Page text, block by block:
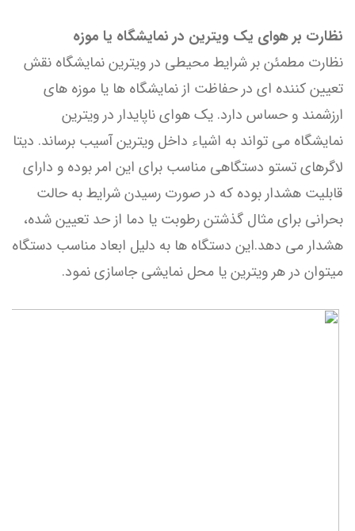
نظارت بر هوای یک ویترین در نمایشگاه یا موزه
نظارت مطمئن بر شرایط محیطی در ویترین نمایشگاه نقش
تعیین کننده ای در حفاظت از نمایشگاه ها یا موزه های
ارزشمند و حساس دارد. یک هوای ناپایدار در ویترین
نمایشگاه می تواند به اشیاء داخل ویترین آسیب برساند. دیتا
لاگرهای تستو دستگاهی مناسب برای این امر بوده و دارای
قابلیت هشدار بوده که در صورت رسیدن شرایط به حالت
بحرانی برای مثال گذشتن رطوبت یا دما از حد تعیین شده،
هشدار می دهد.این دستگاه ها به دلیل ابعاد مناسب دستگاه
میتوان در هر ویترین یا محل نمایشی جاسازی نمود.